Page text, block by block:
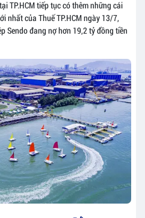
TP.HCM tiếp tục có thêm những cái
nhất của Thuế TP.HCM ngày 13/7,
Sendo đang nợ hơn 19,2 tỷ đồng tiền